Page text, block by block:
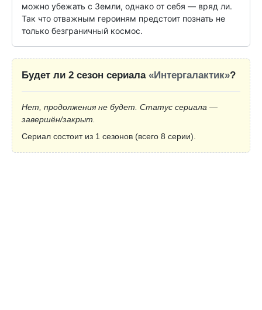
можно убежать с Земли, однако от себя — вряд ли.
Так что отважным героиням предстоит познать не
только безграничный космос.
Будет ли 2 сезон сериала «Интергалактик»?
Нет, продолжения не будет. Статус сериала —
завершён/закрыт.
Сериал состоит из 1 сезонов (всего 8 серии).